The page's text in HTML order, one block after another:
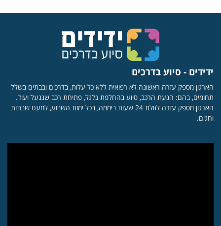
ידידים - סיוע בדרכים
הארגון מספק עזרה ראשונה לא רפואית ללא כל עלות, בדרכים ובבתים בשלל
תחומים, בהם: הנעת הרכב, סיוע בהחלפת גלגל, פתיחת רכב שננעל ועוד.
הארגון מספק עזרה לזולת 24 שעות ביממה, בכל ימות השבוע, למעט שבתות
וחגים.